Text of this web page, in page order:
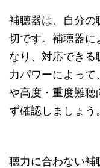
補聴器は、自分の
切です。補聴器に
なり、対応できる
力パワーによって
や高度・重度難聴
ず確認しましょう。
聴力に合わない補